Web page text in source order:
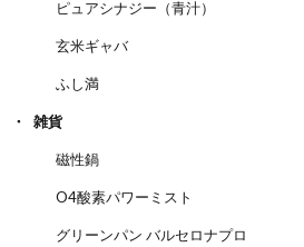
ピュアシナジー（青汁）
玄米ギャバ
ふし満
雑貨
磁性鍋
O4酸素パワーミスト
グリーンパン バルセロナプロ